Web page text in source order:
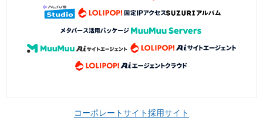
コーポレートサイト採用サイト